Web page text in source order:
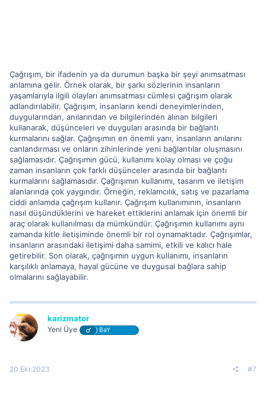
Çağrışım, bir ifadenin ya da durumun başka bir şeyi anımsatması
anlamına gelir. Örnek olarak, bir şarkı sözlerinin insanların
yaşamlarıyla ilgili olayları anımsatması cümlesi çağrışım olarak
adlandırılabilir. Çağrışım, insanların kendi deneyimlerinden,
duygularından, anılarından ve bilgilerinden alınan bilgileri
kullanarak, düşünceleri ve duyguları arasında bir bağlantı
kurmalarını sağlar. Çağrışımın en önemli yanı, insanların anılarını
canlandırması ve onların zihinlerinde yeni bağlantılar oluşmasını
sağlamasıdır. Çağrışımın gücü, kullanımı kolay olması ve çoğu
zaman insanların çok farklı düşünceler arasında bir bağlantı
kurmalarını sağlamasıdır. Çağrışımın kullanımı, tasarım ve iletişim
alanlarında çok yaygındır. Örneğin, reklamcılık, satış ve pazarlama
ciddi anlamda çağrışım kullanır. Çağrışım kullanımının, insanların
nasıl düşündüklerini ve hareket ettiklerini anlamak için önemli bir
araç olarak kullanılması da mümkündür. Çağrışımın kullanımı aynı
zamanda kitle iletişiminde önemli bir rol oynamaktadır. Çağrışımlar,
insanların arasındaki iletişimi daha samimi, etkili ve kalıcı hale
getirebilir. Son olarak, çağrışımın uygun kullanımı, insanların
karşılıklı anlamaya, hayal gücüne ve duygusal bağlara sahip
olmalarını sağlayabilir.
karizmator
Yeni Üye BaY
20 Eki 2023 #7